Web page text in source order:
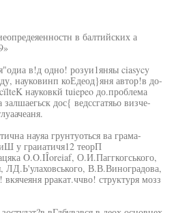
в балтийских а
в!д одно! розуи1яняы ciasycy
науковинп коЕдеод}яня автор!в до-
науковкй tuiepeo до.проблема
дос{ ведссгатяьо визче-
науяа грунтуоться ва грама-
у граиатичя12 теорП
O.O.IÎoreiaf, О.И.Паггкогського,
В.В.Виноградова,
рракат.ччво! структуря мозз